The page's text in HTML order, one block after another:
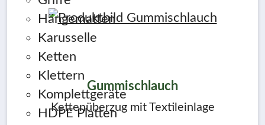
Hängematten
Karusselle
Ketten
Klettern
Komplettgeräte
HDPE Platten
Gummischlauch
Kettenüberzug mit Textileinlage